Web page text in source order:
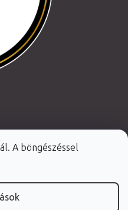
A böngészéssel